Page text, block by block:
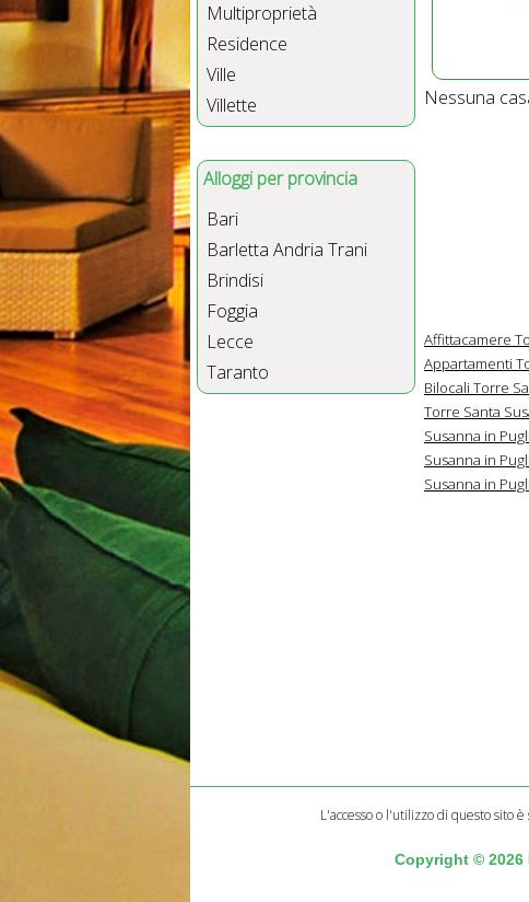
Multiproprietà
Residence
Ville
Villette
Alloggi per provincia
Bari
Barletta Andria Trani
Brindisi
Foggia
Lecce
Taranto
Nessuna
Affittacamere
Appartamenti
Bilocali Torre
Torre Santa
Susanna in
Susanna in
Susanna in
L'accesso o l'utilizzo di questo sito
Copyright © 2026